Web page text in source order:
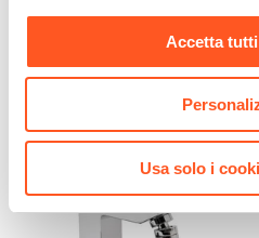
Accetta
Usa solo i
Profondità WC
Diametro Scarico WC